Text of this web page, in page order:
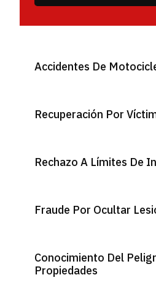
Accidentes De
Recuperación Por
Rechazo A Límites De
Fraude Por Ocultar
Conocimiento Del
Propiedades